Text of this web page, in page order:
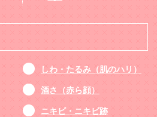
しわ・たるみ（肌のハリ）
酒さ（赤ら顔）
ニキビ・ニキビ跡